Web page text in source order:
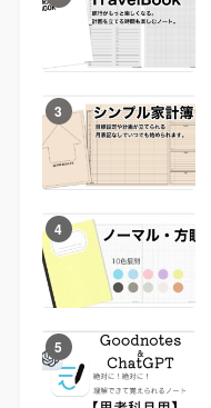
3
4
5